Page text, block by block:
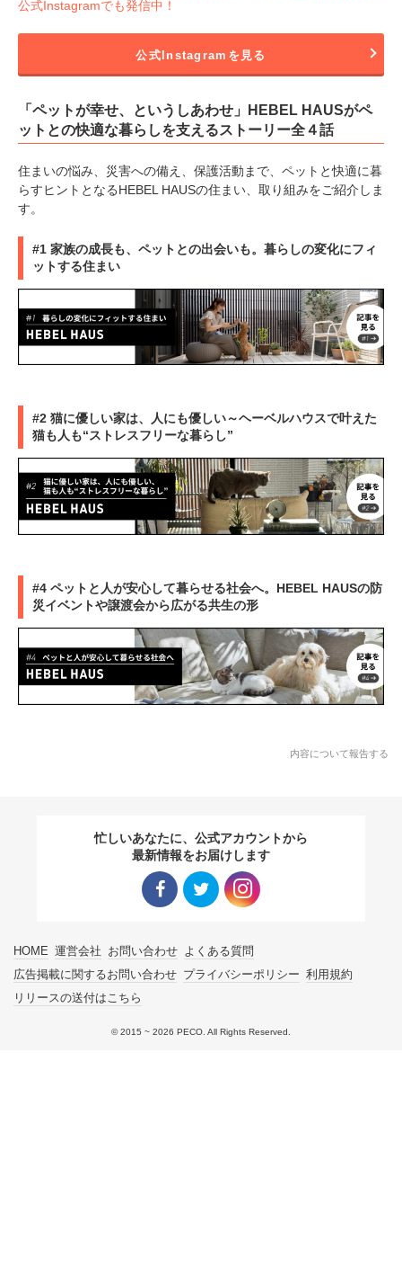
公式Instagramでも発信中！
公式Instagramを見る
「ペットが幸せ、というしあわせ」HEBEL HAUSがペ
ットとの快適な暮らしを支えるストーリー全４話
住まいの悩み、災害への備え、保護活動まで、ペットと快適に暮
らすヒントとなるHEBEL HAUSの住まい、取り組みをご紹介しま
す。
#1 家族の成長も、ペットとの出会いも。暮らしの変化にフィ
ットする住まい
#2 猫に優しい家は、人にも優しい～ヘーベルハウスで叶えた
猫も人も“ストレスフリーな暮らし”
#4 ペットと人が安心して暮らせる社会へ。HEBEL HAUSの防
災イベントや譲渡会から広がる共生の形
内容について報告する
忙しいあなたに、公式アカウントから
最新情報をお届けします
HOME 運営会社 お問い合わせ よくある質問
広告掲載に関するお問い合わせ プライバシーポリシー 利用規約
リリースの送付はこちら
© 2015 ~ 2026 PECO. All Rights Reserved.